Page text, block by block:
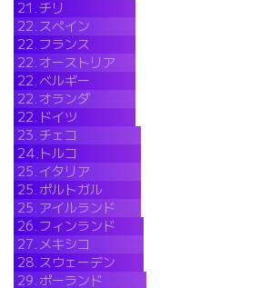
21.チリ
22. スペイン
22. フランス
22.オーストリア
22.ベルギー
22.オランダ
22. ドイツ
23.チェコ
24. トルコ
25. イタリア
25. ポルトガル
25. アイルランド
26. フィンランド
27. メキシコ
28. スウェーデン
29. ポーランド